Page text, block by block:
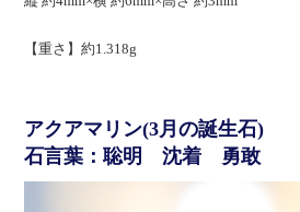
【重さ】約1.318g
アクアマリン(3月の誕生石)
石言葉：聡明 沈着 勇敢